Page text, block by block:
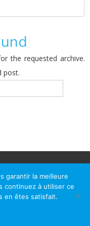
the requested archive.
post.
de Gaulle, 47520
5 53 77 18 77
garantir la meilleure
continuez à utiliser ce
en êtes satisfait.